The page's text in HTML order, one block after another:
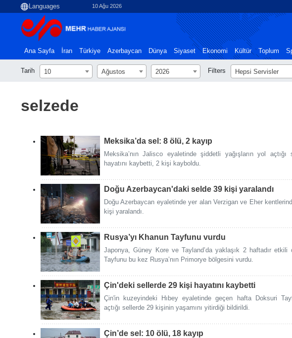
10 Ağu 2026
Ana Sayfa İran Türkiye Azerbaycan Dünya Siyaset Ekonomi Kültür Toplum
Tarih 10 Ağustos 2026 Filters Hepsi Servisler
selzede
Meksika’da sel: 8 ölü, 2 kayıp
Meksika’nın Jalisco eyaletinde şiddetli yağışların yol
hayatını kaybetti, 2 kişi kayboldu.
Doğu Azerbaycan'daki selde 39 kişi yaralandı
Doğu Azerbaycan eyaletinde yer alan Verzigan ve Eher
kişi yaralandı.
Rusya’yı Khanun Tayfunu vurdu
Japonya, Güney Kore ve Tayland’da yaklaşık 2 haftadır etkili
Tayfunu bu kez Rusya’nın Primorye bölgesini vurdu.
Çin'deki sellerde 29 kişi hayatını kaybetti
Çin'in kuzeyindeki Hıbey eyaletinde geçen hafta Doksuri
açtığı sellerde 29 kişinin yaşamını yitirdiği bildirildi.
Çin’de sel: 10 ölü, 18 kayıp